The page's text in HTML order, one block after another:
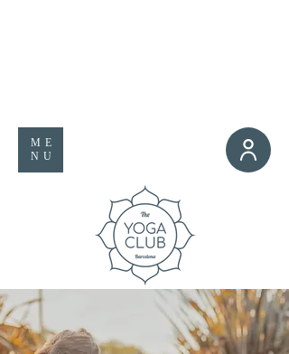
ME
NU